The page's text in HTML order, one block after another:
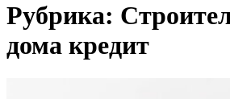
Рубрика:
дома кредит